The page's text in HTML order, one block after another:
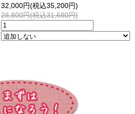
32,000円(税込35,200円)
28,800円(税込31,680円)